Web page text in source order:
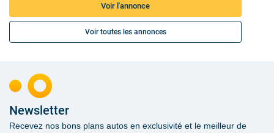
Voir l'annonce
Voir toutes les annonces
Newsletter
Recevez nos bons plans autos en exclusivité et le meilleur de